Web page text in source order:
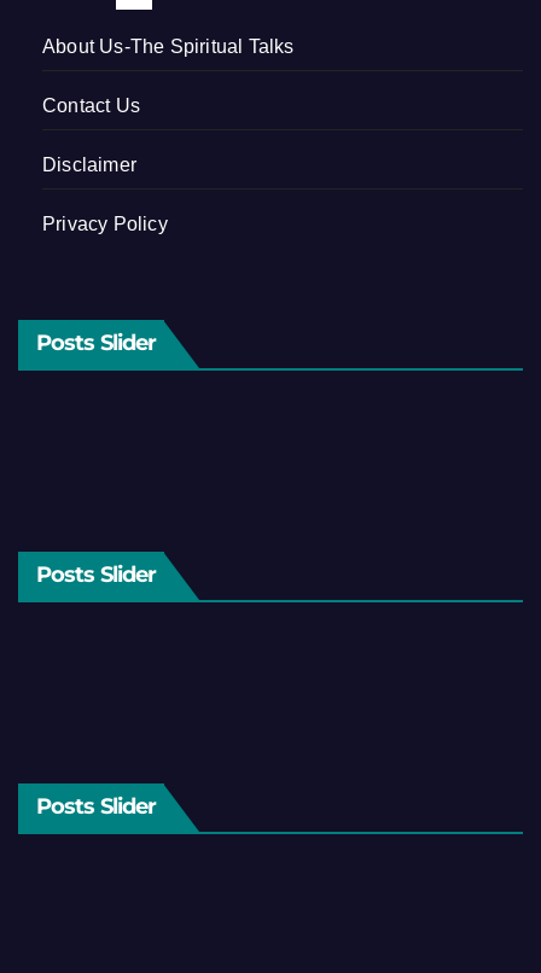
About Us-The Spiritual Talks
Contact Us
Disclaimer
Privacy Policy
Posts Slider
Posts Slider
Posts Slider